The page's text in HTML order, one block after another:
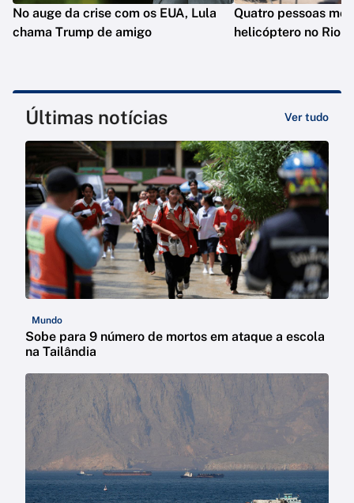
No auge da crise com os EUA, Lula
chama Trump de amigo
Quatro pessoas
helicóptero no Rio
Últimas notícias Ver tudo
Mundo
Sobe para 9 número de mortos em ataque a escola
na Tailândia